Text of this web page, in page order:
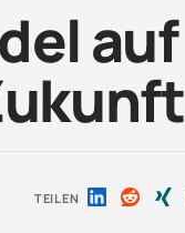
auf
TEILEN Auf Auf Auf